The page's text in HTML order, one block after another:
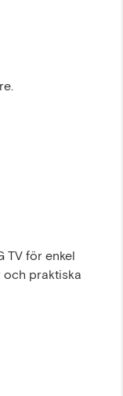
TV för enkel
praktiska